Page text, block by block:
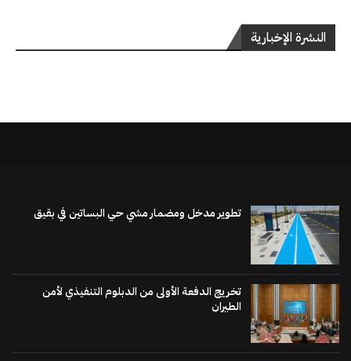
النشرة الإخبارية
تطوير مدخل ومضمار مشي حي البساتين في بقيق
تخريج الدفعة الأولى من الدبلوم التنفيذي لأمن
الطيران